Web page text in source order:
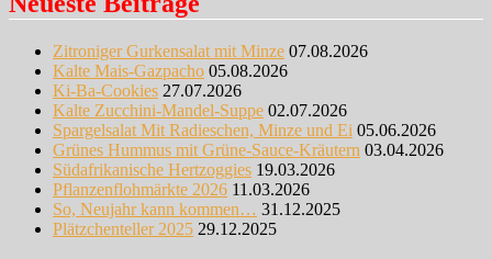
Zitroniger Gurkensalat mit Minze 07.08.2026
Kalte Mais-Gazpacho 05.08.2026
Ki-Ba-Cookies 27.07.2026
Kalte Zucchini-Mandel-Suppe 02.07.2026
Spargelsalat Mit Radieschen, Minze und Ei 05.06.2026
Grünes Hummus mit Grüne-Sauce-Kräutern 03.04.2026
Südafrikanische Hertzoggies 19.03.2026
Pflanzenflohmärkte 2026 11.03.2026
So, Neujahr kann kommen… 31.12.2025
Plätzchenteller 2025 29.12.2025